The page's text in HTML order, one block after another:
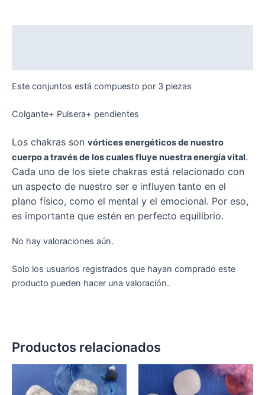
Este conjuntos está compuesto por 3 piezas
Colgante+ Pulsera+ pendientes
Los chakras son vórtices energéticos de nuestro
cuerpo a través de los cuales fluye nuestra energía vital.
Cada uno de los siete chakras está relacionado con
un aspecto de nuestro ser e influyen tanto en el
plano físico, como el mental y el emocional. Por eso,
es importante que estén en perfecto equilibrio.
No hay valoraciones aún.
Solo los usuarios registrados que hayan comprado este
producto pueden hacer una valoración.
Productos relacionados
producto
Rango
de
precios:
Este